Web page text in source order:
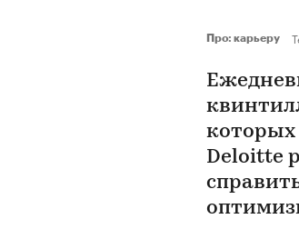
Про: карьеру
которых
Deloitte